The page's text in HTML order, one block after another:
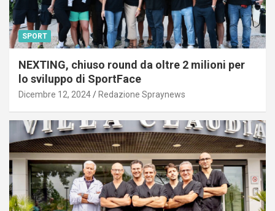
SPORT
NEXTING, chiuso round da oltre 2 milioni per
lo sviluppo di SportFace
Dicembre 12, 2024 Redazione Spraynews